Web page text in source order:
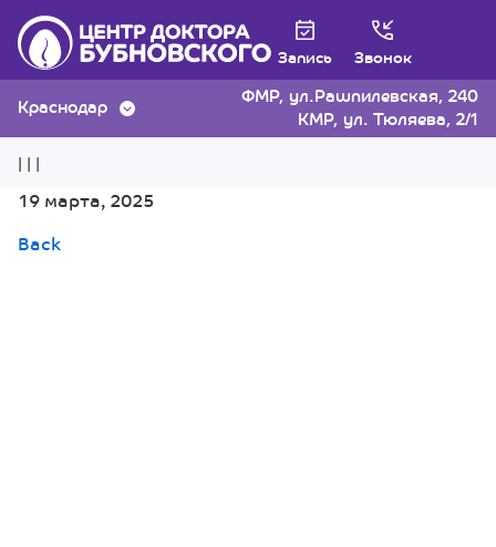
ФМР, ул.Рашпилевская, 240
КМР, ул. Тюляева, 2/1
Запись Звонок
Краснодар
| | |
19 марта, 2025
Back